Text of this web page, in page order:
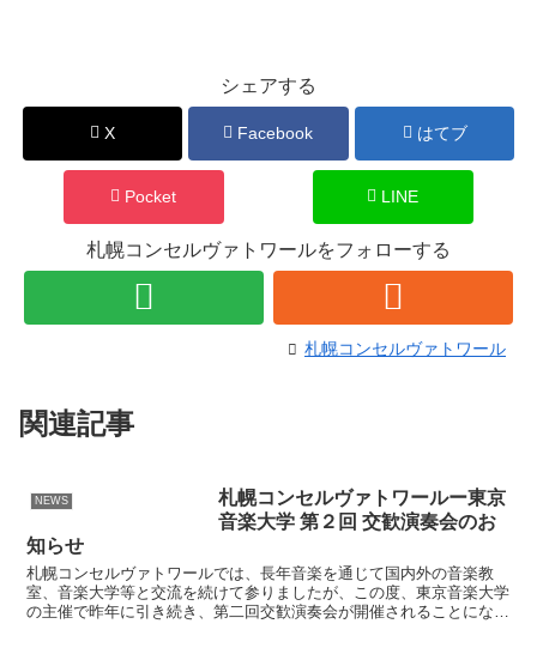
シェアする
X Facebook はてブ
Pocket LINE
札幌コンセルヴァトワールをフォローする
札幌コンセルヴァトワール
関連記事
NEWS
札幌コンセルヴァトワールー東京
音楽大学 第２回 交歓演奏会のお
知らせ
札幌コンセルヴァトワールでは、長年音楽を通じて国内外の音楽教
室、音楽大学等と交流を続けて参りましたが、この度、東京音楽大学
の主催で昨年に引き続き、第二回交歓演奏会が開催されることになり